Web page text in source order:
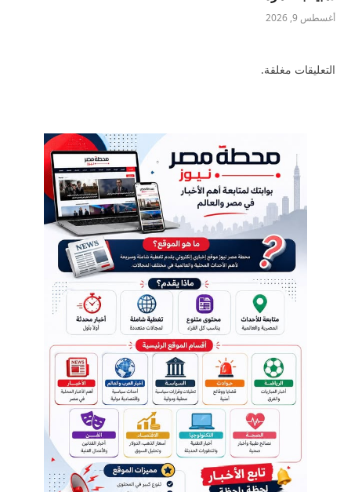
أغسطس 9, 2026
التعليقات مغلقة.